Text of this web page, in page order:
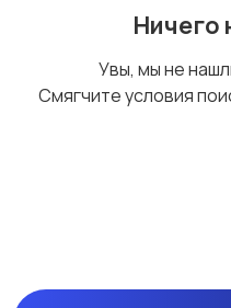
Ничего
Увы, мы не
Смягчите условия